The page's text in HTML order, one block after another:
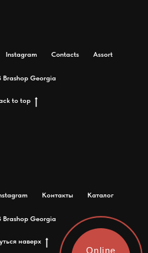
Instagram Contacts Assort
Georgia
to top
Контакты Каталог
Georgia
наверх
Online